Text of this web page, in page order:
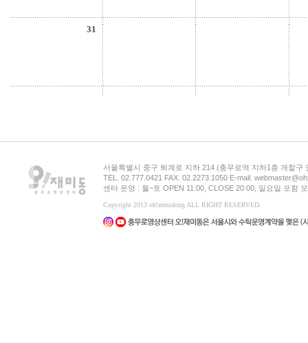
31
서울특별시 중구 퇴계로 지하 214 (충무로역 지하1층 개찰구
TEL. 02.777.0421 FAX. 02.2273.1050 E-mail.
센터 운영 : 월~토 OPEN 11:00, CLOSE 20:00, 일요일 포함
Copyright 2013 oh!zemidong ALL RIGHT RESERVED.